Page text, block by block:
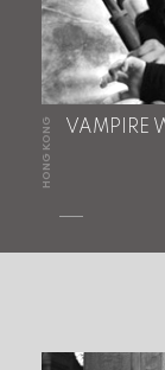
HONG KONG VAMPIRE